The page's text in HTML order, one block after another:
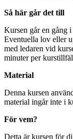
Så här går det till
Kursen går en gång
Eventuella lov eller
med ledaren vid
minuter per
Material
Denna kursen
material ingår inte i
För vem?
Detta är kursen för